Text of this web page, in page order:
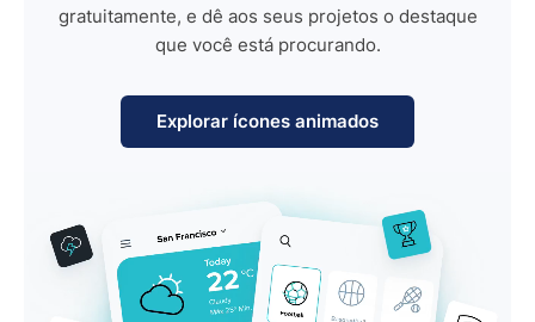
gratuitamente, e dê aos seus projetos o destaque
que você está procurando.
Explorar ícones animados